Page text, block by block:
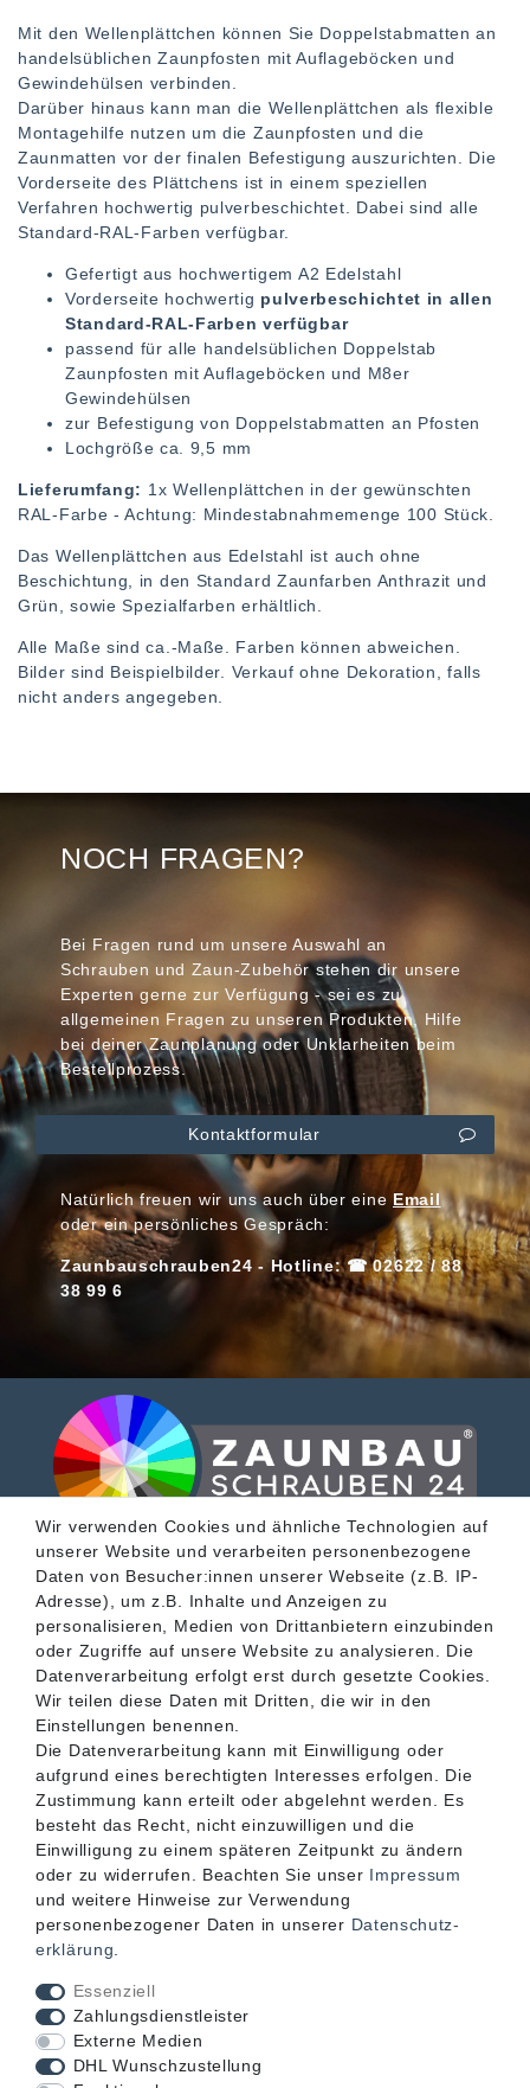
Mit den Wellenplättchen können Sie Doppelstabmatten an
handelsüblichen Zaunpfosten mit Auflageböcken und
Gewindehülsen verbinden.
Darüber hinaus kann man die Wellenplättchen als flexible
Montagehilfe nutzen um die Zaunpfosten und die
Zaunmatten vor der finalen Befestigung auszurichten. Die
Vorderseite des Plättchens ist in einem speziellen
Verfahren hochwertig pulverbeschichtet. Dabei sind alle
Standard-RAL-Farben verfügbar.
Gefertigt aus hochwertigem A2 Edelstahl
Vorderseite hochwertig pulverbeschichtet in allen
Standard-RAL-Farben verfügbar
passend für alle handelsüblichen Doppelstab
Zaunpfosten mit Auflageböcken und M8er
Gewindehülsen
zur Befestigung von Doppelstabmatten an Pfosten
Lochgröße ca. 9,5 mm
Lieferumfang: 1x Wellenplättchen in der gewünschten
RAL-Farbe - Achtung: Mindestabnahmemenge 100 Stück.
Das Wellenplättchen aus Edelstahl ist auch ohne
Beschichtung, in den Standard Zaunfarben Anthrazit und
Grün, sowie Spezialfarben erhältlich.
Alle Maße sind ca.-Maße. Farben können abweichen.
Bilder sind Beispielbilder. Verkauf ohne Dekoration, falls
nicht anders angegeben.
NOCH FRAGEN?
Bei Fragen rund um unsere Auswahl an
Schrauben und Zaun-Zubehör stehen dir unsere
Experten gerne zur Verfügung - sei es zu
allgemeinen Fragen zu unseren Produkten, Hilfe
bei deiner Zaunplanung oder Unklarheiten beim
Bestellprozess.
Kontaktformular
Natürlich freuen wir uns auch über eineEmail
oder ein persönliches Gespräch:
Zaunbauschrauben24 - Hotline: ☎ 02622 / 88
38 99 6
SERVICE
INFORMATIONEN
KONTAKT
Wir verwenden Cookies und ähnliche Technologien auf
unserer Website und verarbeiten personenbezogene
Daten von Besucher:innen unserer Webseite (z.B. IP-
Adresse), um z.B. Inhalte und Anzeigen zu
personalisieren, Medien von Drittanbietern einzubinden
oder Zugriffe auf unsere Website zu analysieren. Die
Datenverarbeitung erfolgt erst durch gesetzte Cookies.
Wir teilen diese Daten mit Dritten, die wir in den
Einstellungen benennen.
Die Datenverarbeitung kann mit Einwilligung oder
aufgrund eines berechtigten Interesses erfolgen. Die
Zustimmung kann erteilt oder abgelehnt werden. Es
besteht das Recht, nicht einzuwilligen und die
Einwilligung zu einem späteren Zeitpunkt zu ändern
oder zu widerrufen. Beachten Sie unser Impressum
und weitere Hinweise zur Verwendung
personenbezogener Daten in unserer Daten­schutz­
erklärung
Essenziell
Zahlungsdienstleister
Externe Medien
DHL Wunschzustellung